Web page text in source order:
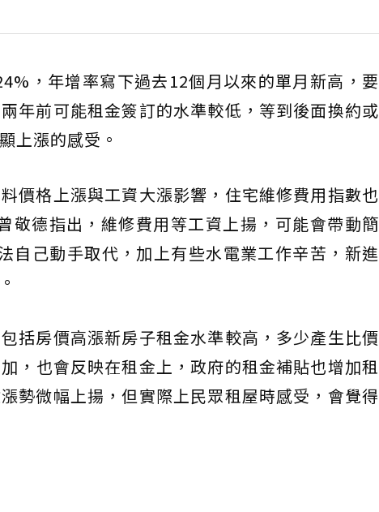
，年增率寫下過去12個月以來的單月新高，要
年前可能租金簽訂的水準較低，等到後面換約或
上漲的感受。
價格上漲與工資大漲影響，住宅維修費用指數也
敬德指出，維修費用等工資上揚，可能會帶動簡
自己動手取代，加上有些水電業工作辛苦，新進
括房價高漲新房子租金水準較高，多少產生比價
，也會反映在租金上，政府的租金補貼也增加租
勢微幅上揚，但實際上民眾租屋時感受，會覺得